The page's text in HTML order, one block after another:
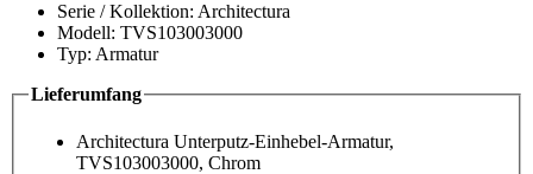
Serie / Kollektion: Architectura
Modell: TVS103003000
Typ: Armatur
Lieferumfang
Architectura Unterputz-Einhebel-Armatur,
TVS103003000, Chrom